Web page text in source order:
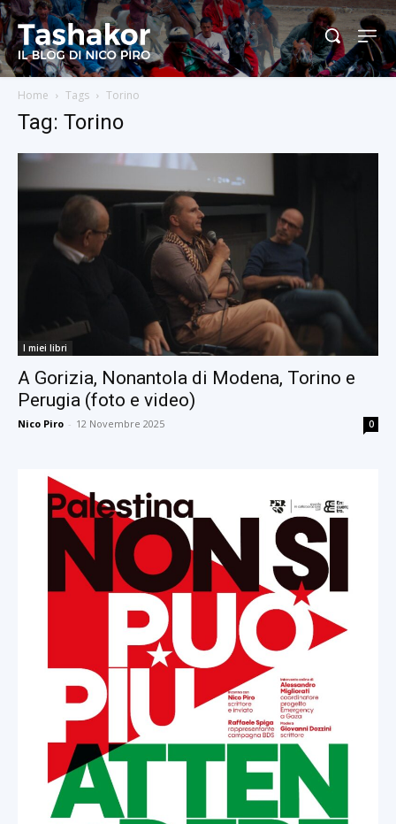
Home Tags Torino
Tag: Torino
I miei libri
A Gorizia, Nonantola di Modena, Torino e
Perugia (foto e video)
Nico Piro - 12 Novembre 2025 0